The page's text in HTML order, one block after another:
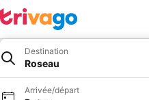
Destination
Roseau
Arrivée/départ